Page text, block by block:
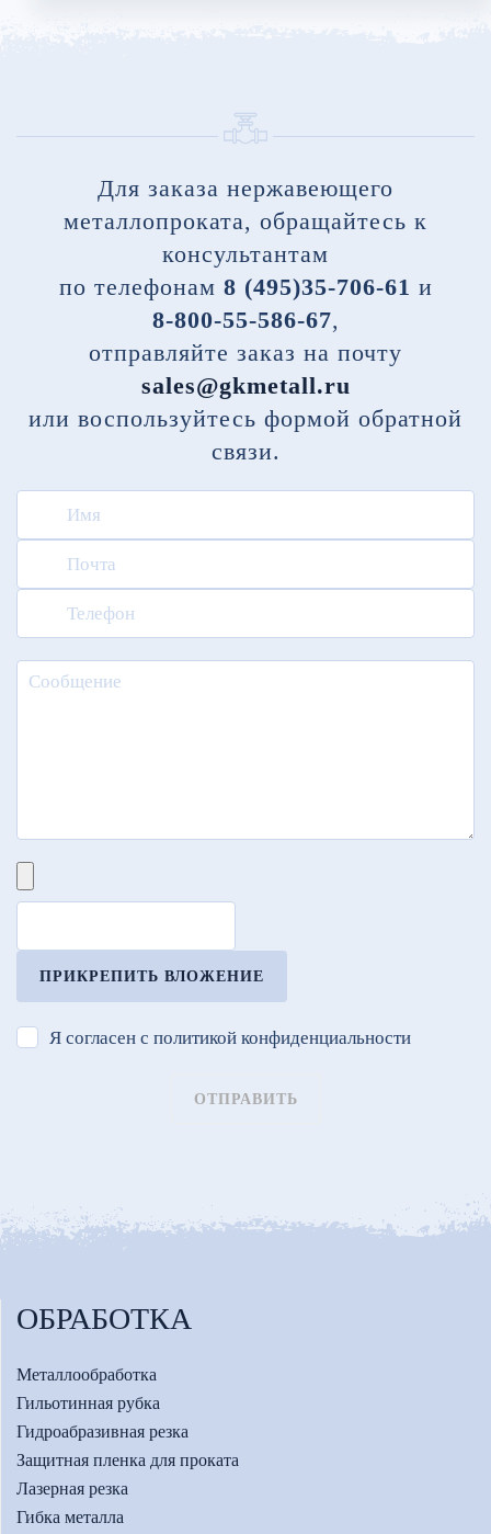
Для заказа нержавеющего
металлопроката, обращайтесь к
консультантам
по телефонам 8 (495)35-706-61 и
8-800-55-586-67,
отправляйте заказ на почту
sales@gkmetall.ru
или воспользуйтесь формой обратной
связи.
ПРИКРЕПИТЬ ВЛОЖЕНИЕ
Я согласен с политикой конфиденциальности
ОТПРАВИТЬ
ОБРАБОТКА
Металлообработка
Гильотинная рубка
Гидроабразивная резка
Защитная пленка для проката
Лазерная резка
Гибка металла